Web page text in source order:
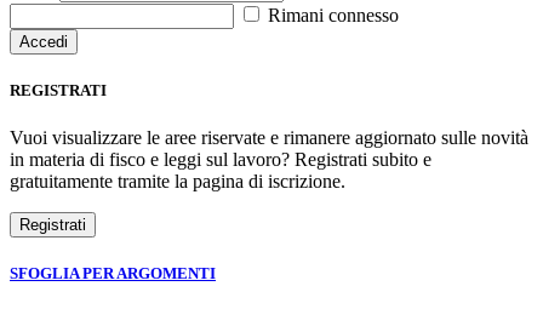
Rimani connesso
REGISTRATI
Vuoi visualizzare le aree riservate e rimanere aggiornato sulle novità
in materia di fisco e leggi sul lavoro? Registrati subito e
gratuitamente tramite la pagina di iscrizione.
SFOGLIA PER ARGOMENTI